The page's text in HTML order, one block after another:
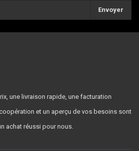
Envoyer
une livraison rapide, une facturation
et un aperçu de vos besoins sont
achat réussi pour nous.